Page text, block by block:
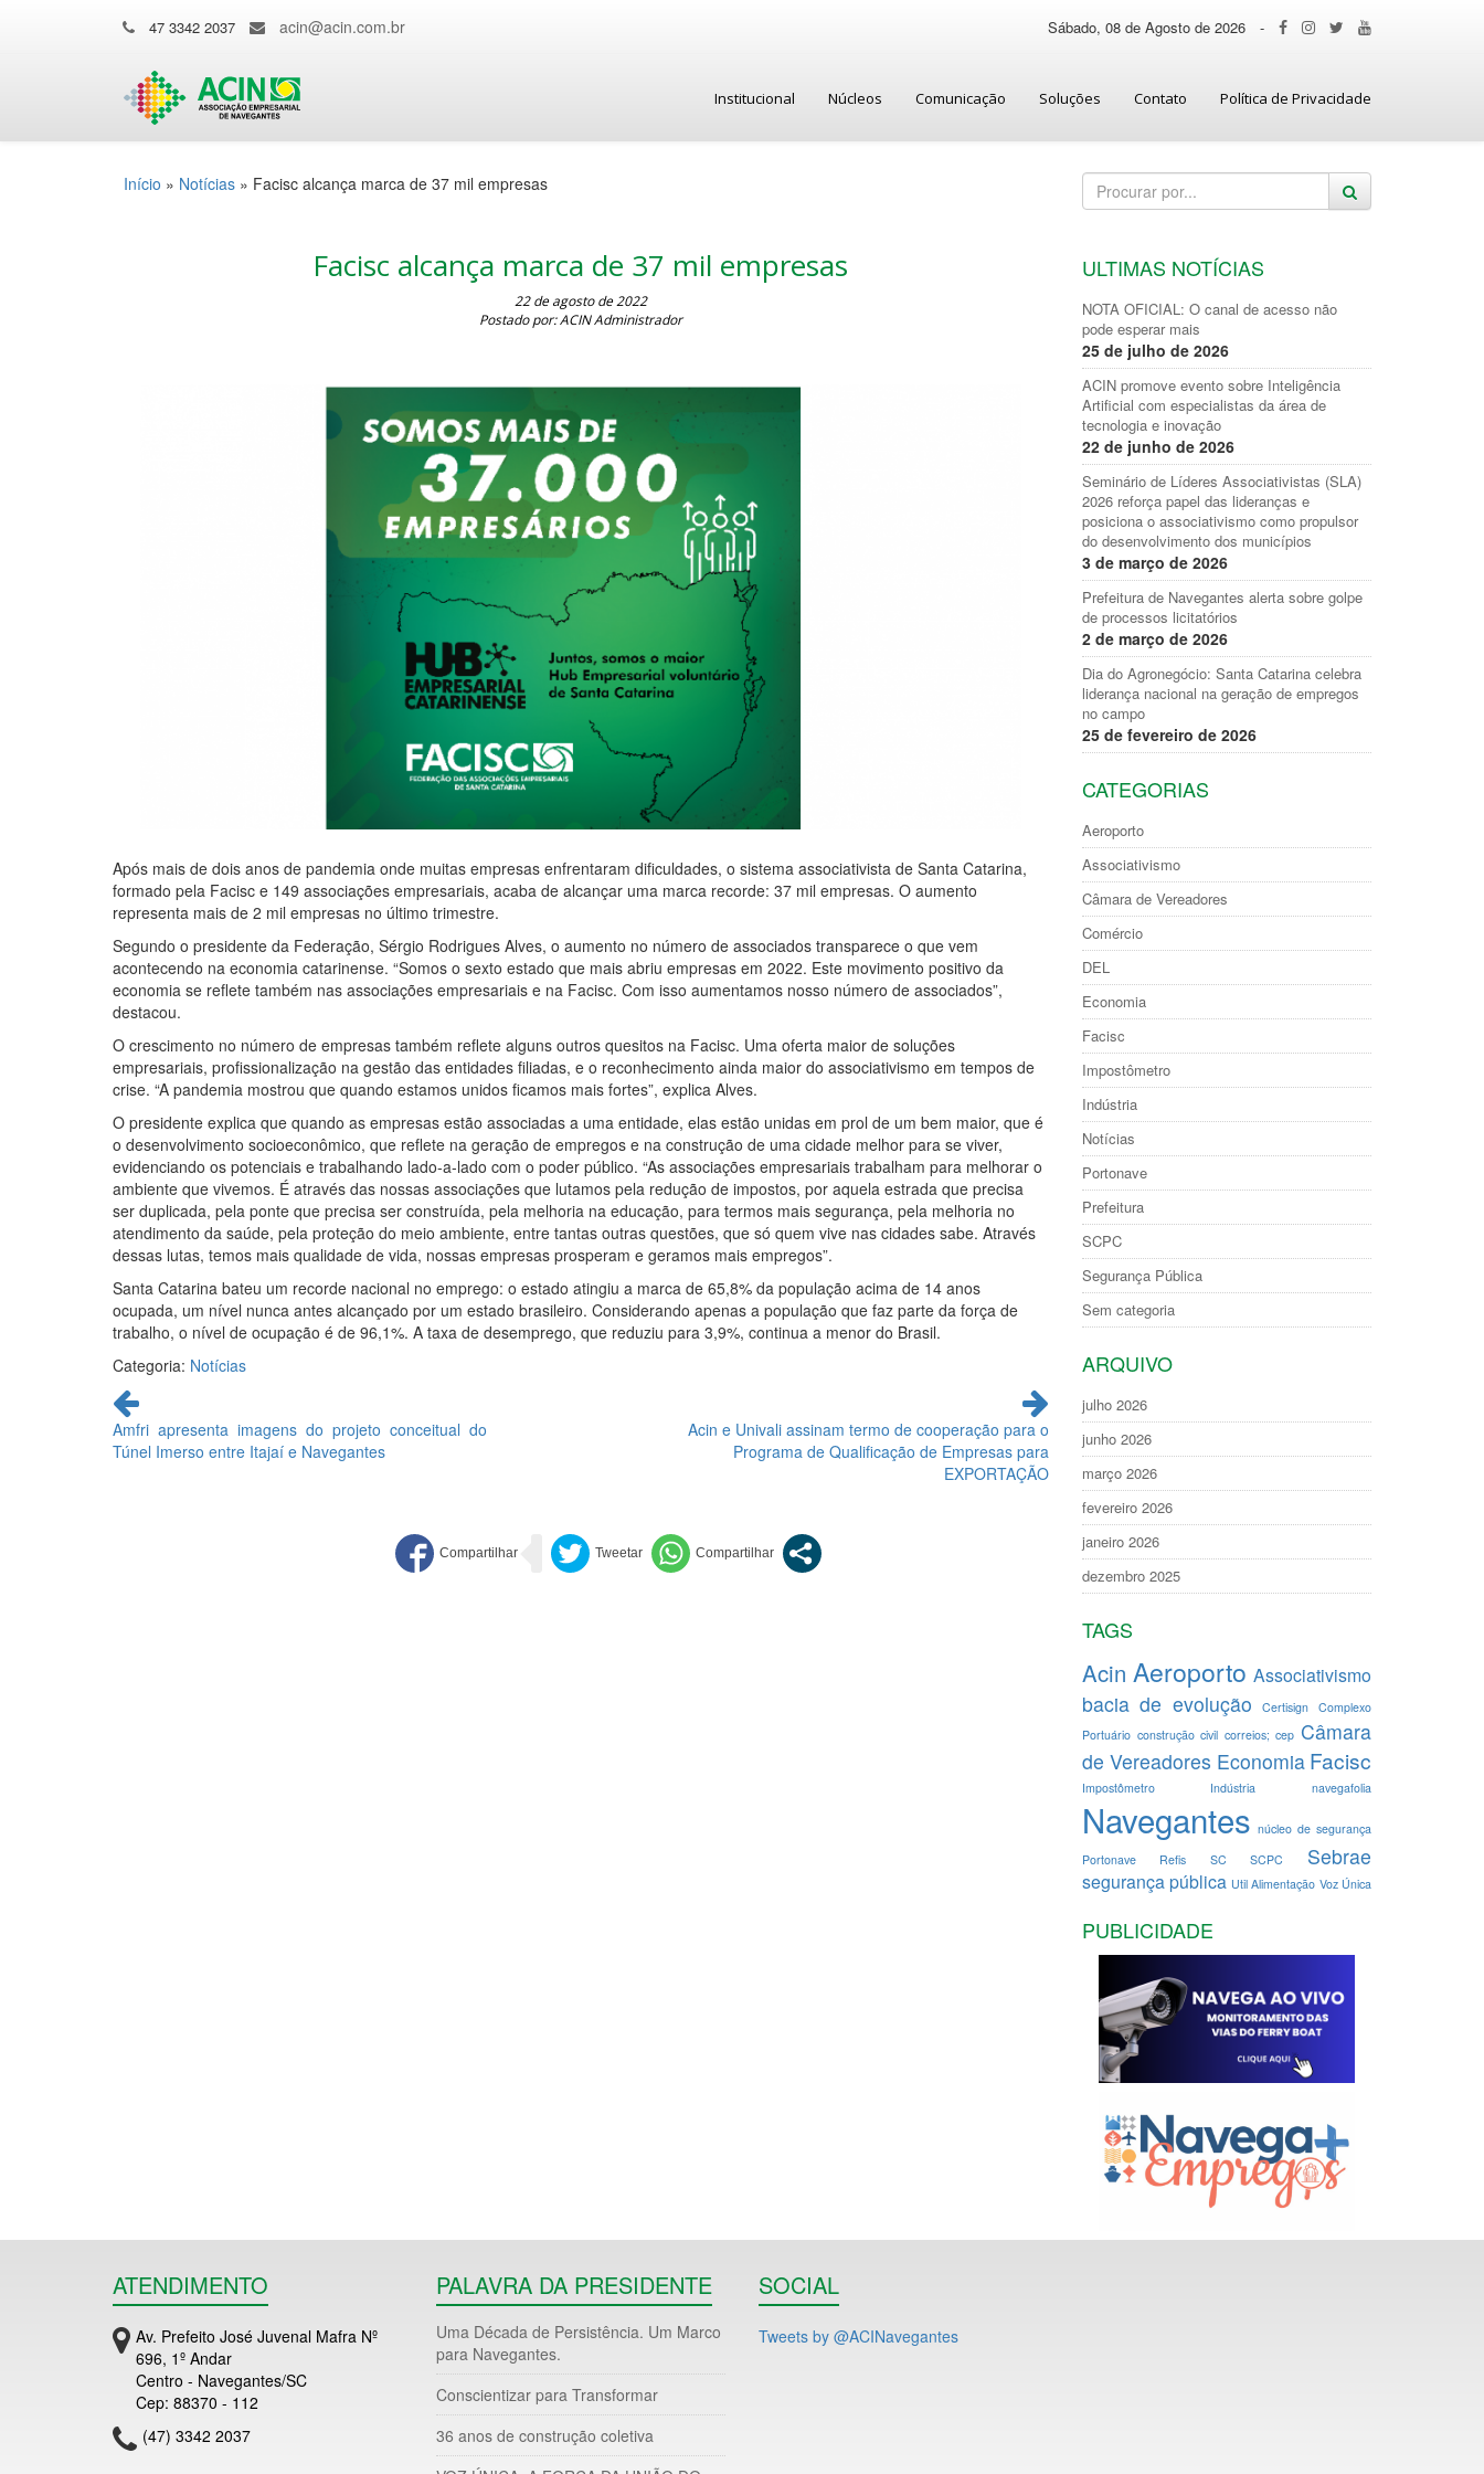
47 3342 2037 acin@acin.com.br Sábado, 08 de Agosto de 2026 -
Institucional Núcleos Comunicação Soluções Contato Política de Privacidade
Início » Notícias » Facisc alcança marca de 37 mil empresas
Facisc alcança marca de 37 mil empresas
22 de agosto de 2022
Postado por: ACIN Administrador
Após mais de dois anos de pandemia onde muitas empresas enfrentaram dificuldades, o sistema associativista de Santa Catarina,
formado pela Facisc e 149 associações empresariais, acaba de alcançar uma marca recorde: 37 mil empresas. O aumento
representa mais de 2 mil empresas no último trimestre.
Segundo o presidente da Federação, Sérgio Rodrigues Alves, o aumento no número de associados transparece o que vem
acontecendo na economia catarinense. “Somos o sexto estado que mais abriu empresas em 2022. Este movimento positivo da
economia se reflete também nas associações empresariais e na Facisc. Com isso aumentamos nosso número de associados”,
destacou.
O crescimento no número de empresas também reflete alguns outros quesitos na Facisc. Uma oferta maior de soluções
empresariais, profissionalização na gestão das entidades filiadas, e o reconhecimento ainda maior do associativismo em tempos de
crise. “A pandemia mostrou que quando estamos unidos ficamos mais fortes”, explica Alves.
O presidente explica que quando as empresas estão associadas a uma entidade, elas estão unidas em prol de um bem maior, que é
o desenvolvimento socioeconômico, que reflete na geração de empregos e na construção de uma cidade melhor para se viver,
evidenciando os potenciais e trabalhando lado-a-lado com o poder público. “As associações empresariais trabalham para melhorar o
ambiente que vivemos. É através das nossas associações que lutamos pela redução de impostos, por aquela estrada que precisa
ser duplicada, pela ponte que precisa ser construída, pela melhoria na educação, para termos mais segurança, pela melhoria no
atendimento da saúde, pela proteção do meio ambiente, entre tantas outras questões, que só quem vive nas cidades sabe. Através
dessas lutas, temos mais qualidade de vida, nossas empresas prosperam e geramos mais empregos”.
Santa Catarina bateu um recorde nacional no emprego: o estado atingiu a marca de 65,8% da população acima de 14 anos
ocupada, um nível nunca antes alcançado por um estado brasileiro. Considerando apenas a população que faz parte da força de
trabalho, o nível de ocupação é de 96,1%. A taxa de desemprego, que reduziu para 3,9%, continua a menor do Brasil.
Categoria: Notícias
Continue
lendo
Amfri apresenta imagens do projeto conceitual do
Túnel Imerso entre Itajaí e Navegantes
Acin e Univali assinam termo de cooperação para o
Programa de Qualificação de Empresas para
EXPORTAÇÃO
ULTIMAS NOTÍCIAS
NOTA OFICIAL: O canal de acesso não
pode esperar mais
25 de julho de 2026
ACIN promove evento sobre Inteligência
Artificial com especialistas da área de
tecnologia e inovação
22 de junho de 2026
Seminário de Líderes Associativistas (SLA)
2026 reforça papel das lideranças e
posiciona o associativismo como propulsor
do desenvolvimento dos municípios
3 de março de 2026
Prefeitura de Navegantes alerta sobre golpe
de processos licitatórios
2 de março de 2026
Dia do Agronegócio: Santa Catarina celebra
liderança nacional na geração de empregos
no campo
25 de fevereiro de 2026
CATEGORIAS
Aeroporto
Associativismo
Câmara de Vereadores
Comércio
DEL
Economia
Facisc
Impostômetro
Indústria
Notícias
Portonave
Prefeitura
SCPC
Segurança Pública
Sem categoria
ARQUIVO
julho 2026
junho 2026
março 2026
fevereiro 2026
janeiro 2026
dezembro 2025
TAGS
Acin Aeroporto Associativismo
bacia de evolução Certisign Complexo
Portuário construção civil correios; cep Câmara
de Vereadores Economia Facisc
Impostômetro Indústria navegafolia
Navegantes núcleo de segurança
Portonave
Refis SC SCPC Sebrae
segurança pública Util Alimentação Voz Única
PUBLICIDADE
ATENDIMENTO
Av. Prefeito José Juvenal Mafra Nº
696, 1º Andar
Centro - Navegantes/SC
Cep: 88370 - 112
(47) 3342 2037
PALAVRA DA PRESIDENTE
Uma Década de Persistência. Um Marco
para Navegantes.
Conscientizar para Transformar
36 anos de construção coletiva
SOCIAL
Tweets by @ACINavegantes